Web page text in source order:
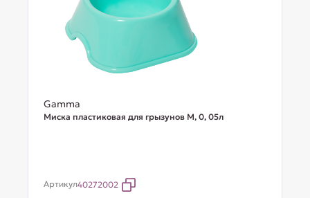
Gamma
Миска пластиковая для грызунов M, 0, 05л
Артикул40272002